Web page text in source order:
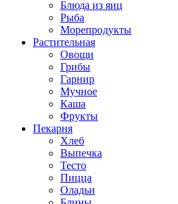
Блюда из яиц
Рыба
Морепродукты
Растительная
Овощи
Грибы
Гарнир
Мучное
Каша
Фрукты
Пекарня
Хлеб
Выпечка
Тесто
Пицца
Оладьи